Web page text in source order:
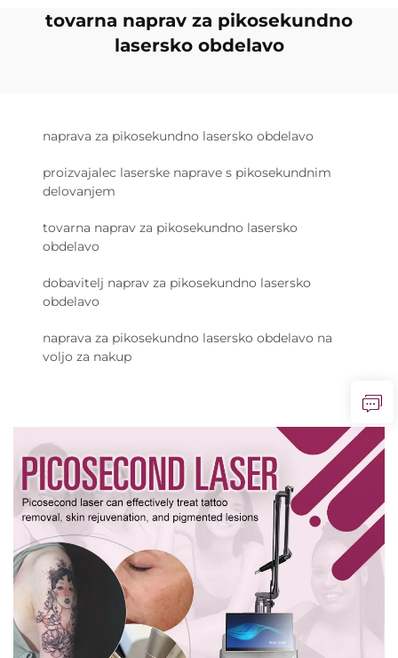
tovarna naprav za pikosekundno
lasersko obdelavo
naprava za pikosekundno lasersko obdelavo
proizvajalec laserske naprave s pikosekundnim
delovanjem
tovarna naprav za pikosekundno lasersko
obdelavo
dobavitelj naprav za pikosekundno lasersko
obdelavo
naprava za pikosekundno lasersko obdelavo na
voljo za nakup